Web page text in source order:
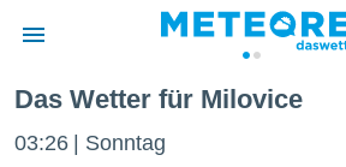
Das Wetter für Milovice
03:26 Sonntag